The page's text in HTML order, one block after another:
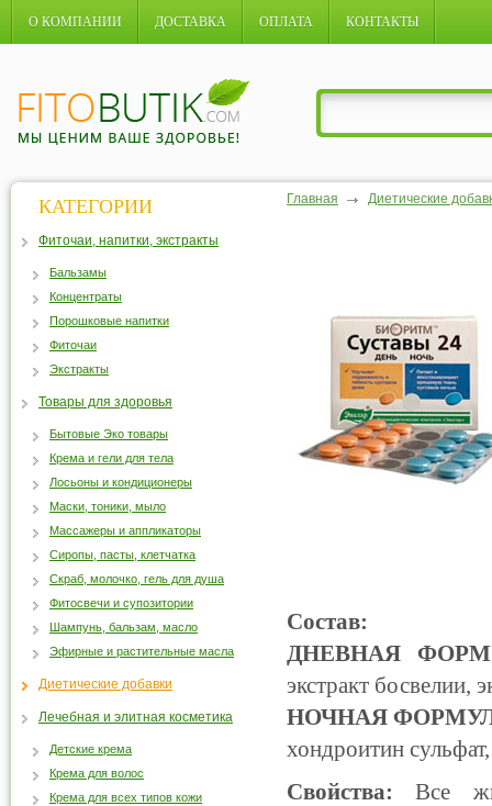
О КОМПАНИИ ДОСТАВКА ОПЛАТА КОНТАКТЫ
Главная Диетические
Состав:
ДНЕВНАЯ
экстракт босвелии,
НОЧНАЯ
хондроитин
Свойства:Все
КАТЕГОРИИ
Фиточаи, напитки, экстракты
Бальзамы
Концентраты
Порошковые напитки
Фиточаи
Экстракты
Товары для здоровья
Бытовые Эко товары
Крема и гели для тела
Лосьоны и кондиционеры
Маски, тоники, мыло
Массажеры и аппликаторы
Сиропы, пасты, клетчатка
Скраб, молочко, гель для душа
Фитосвечи и супозитории
Шампунь, бальзам, масло
Эфирные и растительные масла
Диетические добавки
Лечебная и элитная косметика
Детские крема
Крема для волос
Крема для всех типов кожи